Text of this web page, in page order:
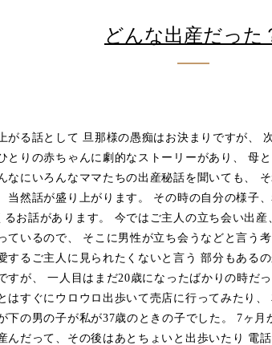
どんな出産だった
がる話として 旦那様の愚痴はお決まりですが、
とりの赤ちゃんに劇的なストーリーがあり、 母
なにいろんなママたちの出産秘話を聞いても、
然話が盛り上がります。 その時の自分の様子
お話があります。 今ではご主人の立ち会い出
ているので、 そこに男性が立ち会うなどと言う
するご主人に見られたくないと言う 部分もある
すが、 一人目はまだ20歳になったばかりの時だ
はすぐにウロウロ出歩いて売店に行ってみたり
下の男の子が私が37歳のときの子でした。 7ヶ
んだって、その後はあとちょいと出歩いたり 電